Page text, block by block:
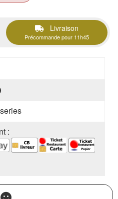
Livraison
Précommande pour 11h45
: